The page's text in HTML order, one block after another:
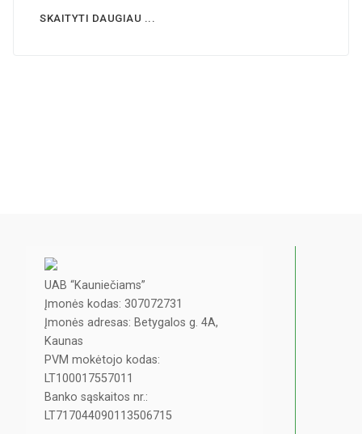
SKAITYTI DAUGIAU ...
UAB “Kauniečiams”
Įmonės kodas: 307072731
Įmonės adresas: Betygalos g. 4A,
Kaunas
PVM mokėtojo kodas:
LT100017557011
Banko sąskaitos nr.:
LT717044090113506715